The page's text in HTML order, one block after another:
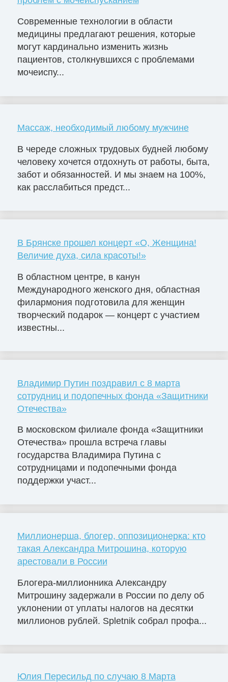
Современные технологии в области
медицины предлагают решения, которые
могут кардинально изменить жизнь
пациентов, столкнувшихся с проблемами
мочеиспу...
Массаж, необходимый любому мужчине
В череде сложных трудовых будней любому
человеку хочется отдохнуть от работы, быта,
забот и обязанностей. И мы знаем на 100%,
как расслабиться предст...
В Брянске прошел концерт «О, Женщина!
Величие духа, сила красоты!»
В областном центре, в канун
Международного женского дня, областная
филармония подготовила для женщин
творческий подарок — концерт с участием
известны...
Владимир Путин поздравил с 8 марта
сотрудниц и подопечных фонда «Защитники
Отечества»
В московском филиале фонда «Защитники
Отечества» прошла встреча главы
государства Владимира Путина с
сотрудницами и подопечными фонда
поддержки участ...
Миллионерша, блогер, оппозиционерка: кто
такая Александра Митрошина, которую
арестовали в России
Блогера-миллионника Александру
Митрошину задержали в России по делу об
уклонении от уплаты налогов на десятки
миллионов рублей. Spletnik собрал профа...
Юлия Пересильд по случаю 8 Марта